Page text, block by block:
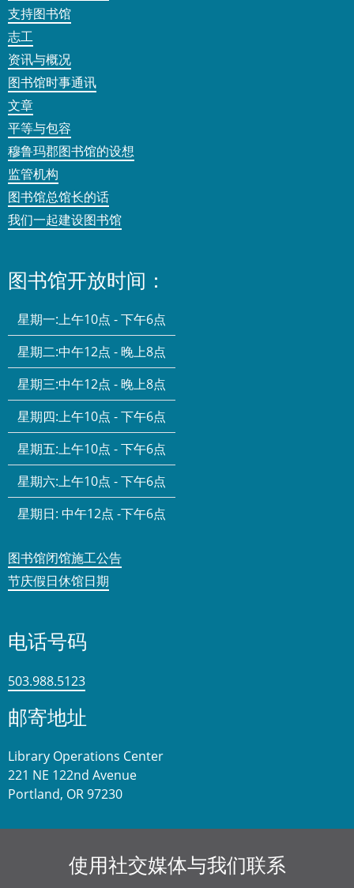
支持图书馆
志工
资讯与概况
图书馆时事通讯
文章
平等与包容
穆鲁玛郡图书馆的设想
监管机构
图书馆总馆长的话
我们一起建设图书馆
图书馆开放时间：
星期一:上午10点 - 下午6点
星期二:中午12点 - 晚上8点
星期三:中午12点 - 晚上8点
星期四:上午10点 - 下午6点
星期五:上午10点 - 下午6点
星期六:上午10点 - 下午6点
星期日: 中午12点 -下午6点
图书馆闭馆施工公告
节庆假日休馆日期
电话号码
503.988.5123
邮寄地址
Library Operations Center
221 NE 122nd Avenue
Portland, OR 97230
使用社交媒体与我们联系